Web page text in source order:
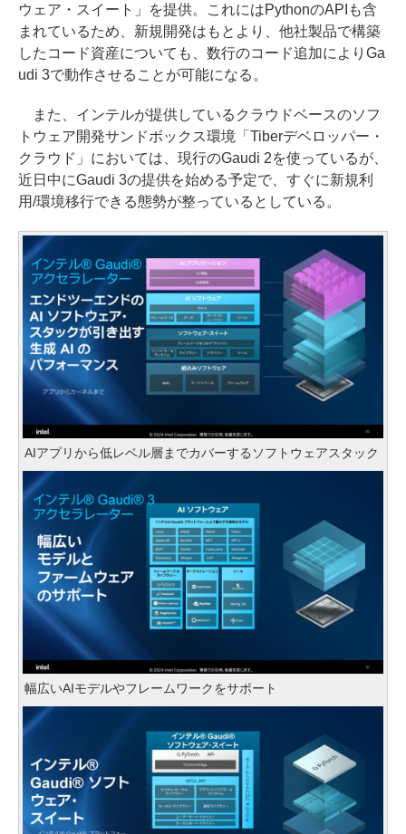
ウェア・スイート」を提供。これにはPythonのAPIも含
まれているため、新規開発はもとより、他社製品で構築
したコード資産についても、数行のコード追加によりGa
udi 3で動作させることが可能になる。
また、インテルが提供しているクラウドベースのソフ
トウェア開発サンドボックス環境「Tiberデベロッパー・
クラウド」においては、現行のGaudi 2を使っているが、
近日中にGaudi 3の提供を始める予定で、すぐに新規利
用/環境移行できる態勢が整っているとしている。
AIアプリから低レベル層までカバーするソフトウェアスタック
幅広いAIモデルやフレームワークをサポート